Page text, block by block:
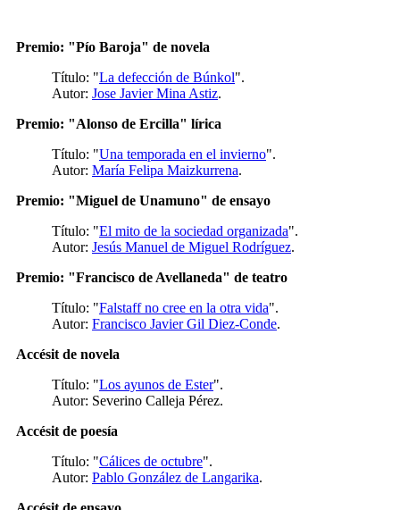
Premio: "Pío Baroja" de novela
Título: "La defección de Búnkol".
Autor: Jose Javier Mina Astiz.
Premio: "Alonso de Ercilla" lírica
Título: "Una temporada en el invierno".
Autor: María Felipa Maizkurrena.
Premio: "Miguel de Unamuno" de ensayo
Título: "El mito de la sociedad organizada".
Autor: Jesús Manuel de Miguel Rodríguez.
Premio: "Francisco de Avellaneda" de teatro
Título: "Falstaff no cree en la otra vida".
Autor: Francisco Javier Gil Diez-Conde.
Accésit de novela
Título: "Los ayunos de Ester".
Autor: Severino Calleja Pérez.
Accésit de poesía
Título: "Cálices de octubre".
Autor: Pablo González de Langarika.